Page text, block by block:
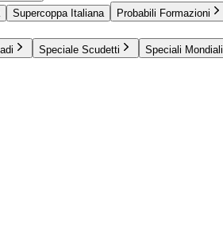
Supercoppa Italiana Probabili Formazioni
Speciale Scudetti Speciali Mondiali